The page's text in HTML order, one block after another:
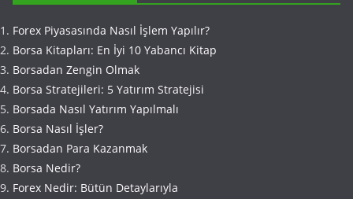
Forex Piyasasında Nasıl İşlem Yapılır?
Borsa Kitapları: En İyi 10 Yabancı Kitap
Borsadan Zengin Olmak
Borsa Stratejileri: 5 Yatırım Stratejisi
Borsada Nasıl Yatırım Yapılmalı
Borsa Nasıl İşler?
Borsadan Para Kazanmak
Borsa Nedir?
Forex Nedir: Bütün Detaylarıyla